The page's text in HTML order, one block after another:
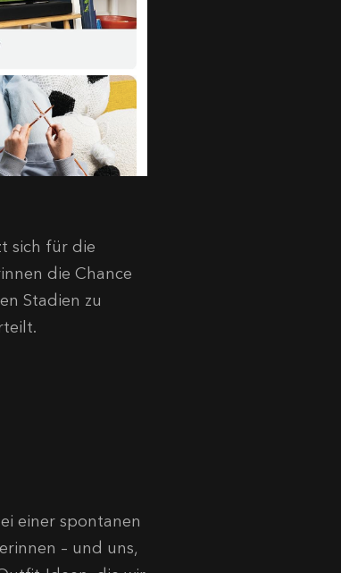
sich für die
die Chance
Stadien zu
einer spontanen
– und uns,